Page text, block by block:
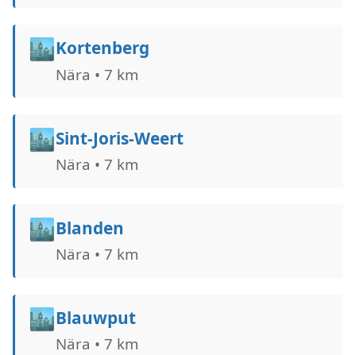
🏙️Kortenberg
Nära • 7 km
🏙️Sint-Joris-Weert
Nära • 7 km
🏙️Blanden
Nära • 7 km
🏙️Blauwput
Nära • 7 km